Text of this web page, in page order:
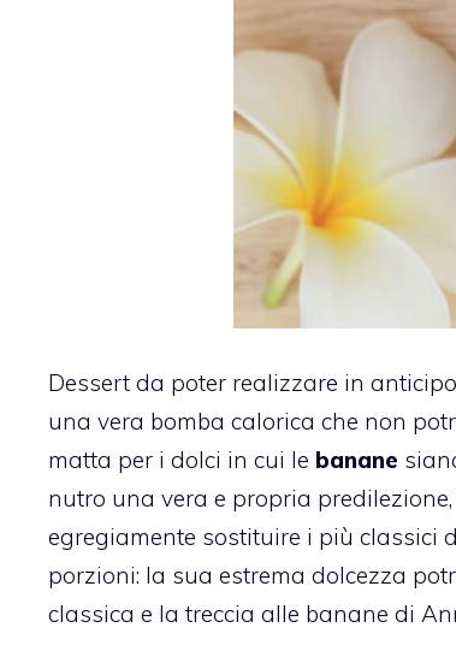
Dessert da poter realizzare in
una vera bomba calorica che non
matta per i dolci in cui le banane
nutro una vera e propria
egregiamente sostituire i più classici
porzioni: la sua estrema dolcezza
classica e la treccia alle banane di